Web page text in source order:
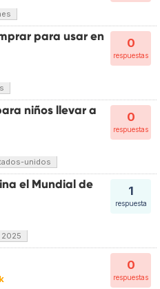
0
respuestas
para usar en
0
respuestas
niños llevar a
unidos
1
respuesta
el Mundial de
2025
0
respuestas